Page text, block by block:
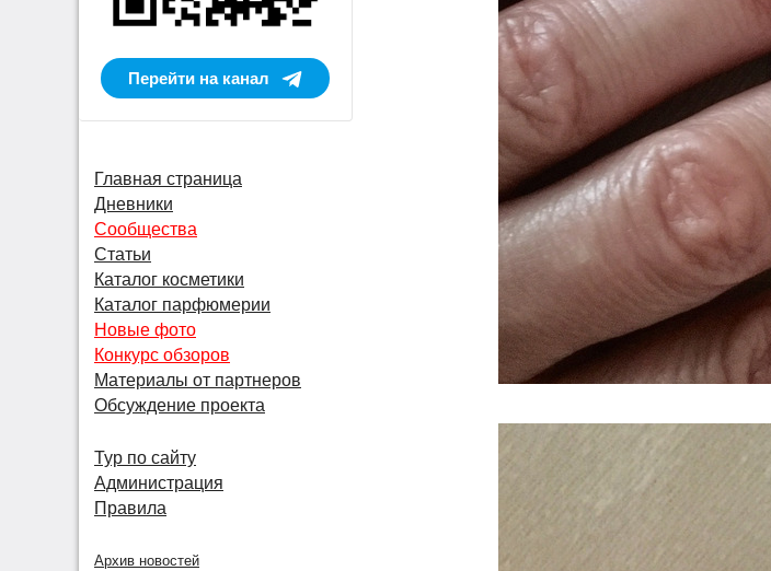
Перейти на канал
Главная страница
Дневники
Сообщества
Статьи
Каталог косметики
Каталог парфюмерии
Новые фото
Конкурс обзоров
Материалы от партнеров
Обсуждение проекта
Тур по сайту
Администрация
Правила
Архив новостей